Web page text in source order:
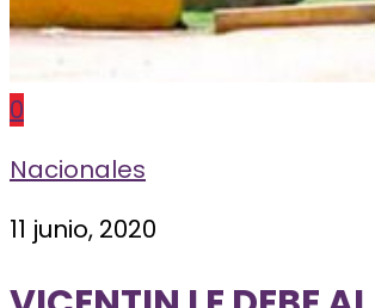
0
Nacionales
11 junio, 2020